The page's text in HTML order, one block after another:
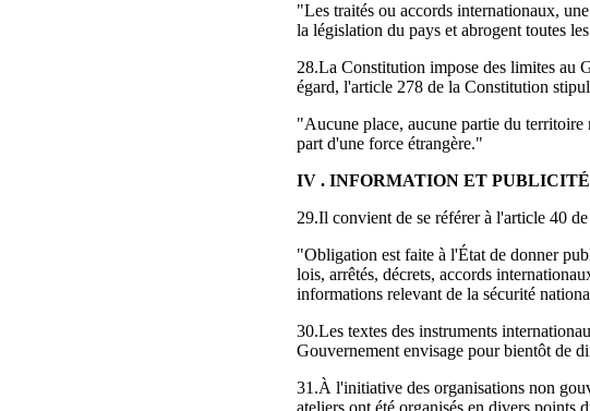
"Les traités ou accords internationaux,
la législation du pays et abrogent toutes
28.La Constitution impose des limites au
égard, l'article 278 de la Constitution
"Aucune place, aucune partie du territoire
part d'une force étrangère."
IV . INFORMATION ET PUBLICITÉ
29.Il convient de se référer à l'article 40
"Obligation est faite à l'État de donner
lois, arrêtés, décrets, accords
informations relevant de la sécurité
30.Les textes des instruments
Gouvernement envisage pour bientôt de
31.À l'initiative des organisations non
ateliers ont été organisés en divers points